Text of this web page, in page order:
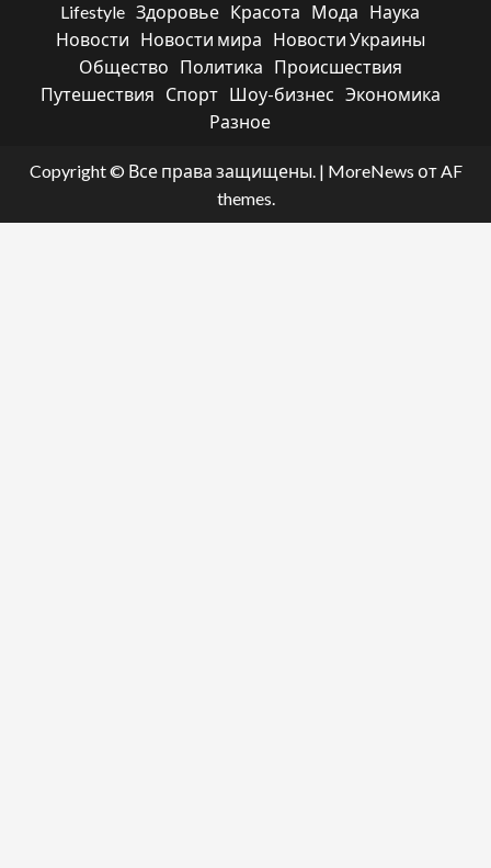
Lifestyle Здоровье Красота Мода
Наука
Новости
Новости мира
Новости Украины
Общество
Политика
Происшествия
Путешествия
Спорт Шоу-бизнес Экономика
Разное
Copyright © Все права защищены. | MoreNews от AF
themes.